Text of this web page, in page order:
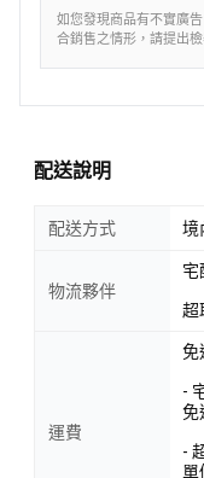
如您發現商品有不實廣
合銷售之情形，請提出
配送說明
配送方式 境
物流夥伴
宅
超
運費
免
-
免
-
單